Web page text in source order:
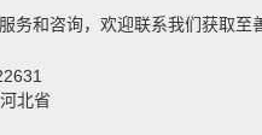
务和咨询，欢迎联系我们获取至
北省